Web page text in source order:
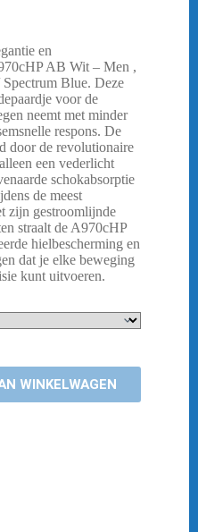
en
AB Wit – Men ,
Blue. Deze
voor de
neemt met minder
respons. De
door de revolutionaire
een vederlicht
schokabsorptie
de meest
zijn gestroomlijnde
straalt de A970cHP
hielbescherming en
dat je elke beweging
kunt uitvoeren.
WINKELWAGEN